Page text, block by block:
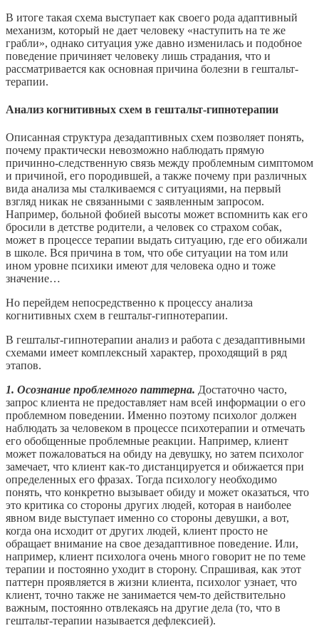
В итоге такая схема выступает как своего рода адаптивный
механизм, который не дает человеку «наступить на те же
грабли», однако ситуация уже давно изменилась и подобное
поведение причиняет человеку лишь страдания, что и
рассматривается как основная причина болезни в гештальт-
терапии.
Анализ когнитивных схем в гештальт-гипнотерапии
Описанная структура дезадаптивных схем позволяет понять,
почему практически невозможно наблюдать прямую
причинно-следственную связь между проблемным симптомом
и причиной, его породившей, а также почему при различных
вида анализа мы сталкиваемся с ситуациями, на первый
взгляд никак не связанными с заявленным запросом.
Например, больной фобией высоты может вспомнить как его
бросили в детстве родители, а человек со страхом собак,
может в процессе терапии выдать ситуацию, где его обижали
в школе. Вся причина в том, что обе ситуации на том или
ином уровне психики имеют для человека одно и тоже
значение…
Но перейдем непосредственно к процессу анализа
когнитивных схем в гештальт-гипнотерапии.
В гештальт-гипнотерапии анализ и работа с дезадаптивными
схемами имеет комплексный характер, проходящий в ряд
этапов.
1. Осознание проблемного паттерна. Достаточно часто,
запрос клиента не предоставляет нам всей информации о его
проблемном поведении. Именно поэтому психолог должен
наблюдать за человеком в процессе психотерапии и отмечать
его обобщенные проблемные реакции. Например, клиент
может пожаловаться на обиду на девушку, но затем психолог
замечает, что клиент как-то дистанцируется и обижается при
определенных его фразах. Тогда психологу необходимо
понять, что конкретно вызывает обиду и может оказаться, что
это критика со стороны других людей, которая в наиболее
явном виде выступает именно со стороны девушки, а вот,
когда она исходит от других людей, клиент просто не
обращает внимание на свое дезадаптивное поведение. Или,
например, клиент психолога очень много говорит не по теме
терапии и постоянно уходит в сторону. Спрашивая, как этот
паттерн проявляется в жизни клиента, психолог узнает, что
клиент, точно также не занимается чем-то действительно
важным, постоянно отвлекаясь на другие дела (то, что в
гештальт-терапии называется дефлексией).